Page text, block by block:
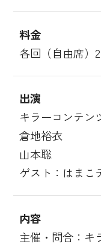
料金
各回（自由席）
出演
キラーコンテン
倉地裕衣
山本聡
ゲスト：はまこ
内容
主催・問合：キ